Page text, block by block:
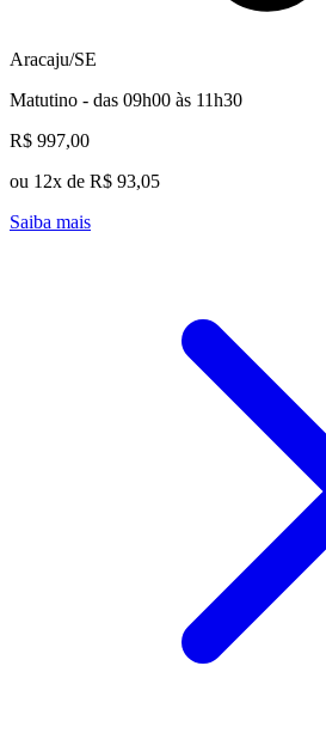
Aracaju/SE
Matutino - das 09h00 às 11h30
R$ 997,00
ou 12x de R$ 93,05
Saiba mais